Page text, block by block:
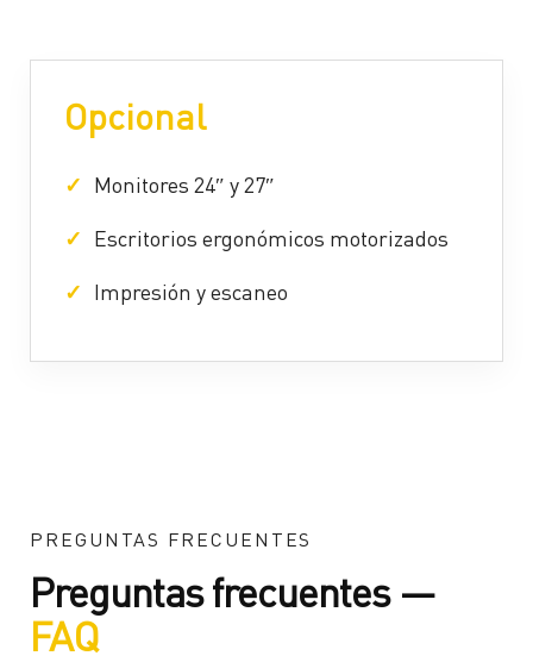
Opcional
Monitores 24″ y 27″
Escritorios ergonómicos motorizados
Impresión y escaneo
PREGUNTAS FRECUENTES
Preguntas frecuentes —
FAQ